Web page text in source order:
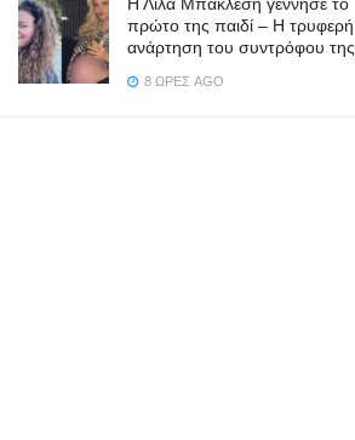
πρώτο της παιδί – Η τρυφερή
ανάρτηση του συντρόφου της
8 ΏΡΕΣ AGO